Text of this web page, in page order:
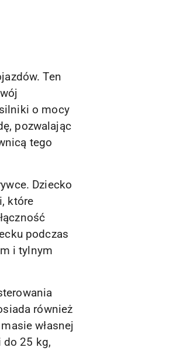
Ten
o mocy
pozwalając
tego
Dziecko
które
podczas
i tylnym
również
własnej
do 25 kg,